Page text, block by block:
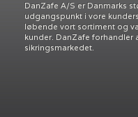
DanZafe A/S er Danmarks
udgangspunkt i vore
løbende vort sortiment og
kunder. DanZafe
sikringsmarkedet.